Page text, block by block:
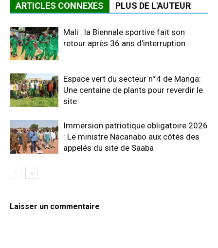
ARTICLES CONNEXES PLUS DE L'AUTEUR
Mali : la Biennale sportive fait son
retour après 36 ans d’interruption
Espace vert du secteur n°4 de Manga:
Une centaine de plants pour reverdir le
site
Immersion patriotique obligatoire 2026
: Le ministre Nacanabo aux côtés des
appelés du site de Saaba
Laisser un commentaire